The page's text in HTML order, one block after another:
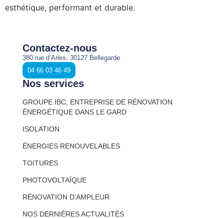
esthétique, performant et durable.
Nos services
GROUPE IBC, ENTREPRISE DE RÉNOVATION
ÉNERGÉTIQUE DANS LE GARD
ISOLATION
ÉNERGIES RENOUVELABLES
TOITURES
PHOTOVOLTAÏQUE
RÉNOVATION D’AMPLEUR
NOS DERNIÈRES ACTUALITÉS
Contactez-nous
380 rue d’Arles, 30127 Bellegarde
04 66 03 46 49